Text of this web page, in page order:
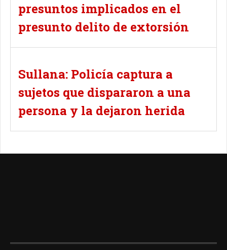
presuntos implicados en el
presunto delito de extorsión
Sullana: Policía captura a
sujetos que dispararon a una
persona y la dejaron herida